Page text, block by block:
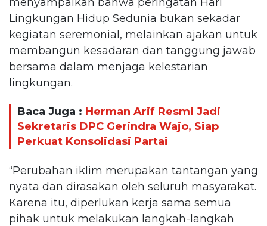
Lingkungan Hidup Sedunia bukan sekadar
kegiatan seremonial, melainkan ajakan untuk
membangun kesadaran dan tanggung jawab
bersama dalam menjaga kelestarian
lingkungan.
Baca Juga : Herman Arif Resmi Jadi
Sekretaris DPC Gerindra Wajo, Siap
Perkuat Konsolidasi Partai
“Perubahan iklim merupakan tantangan yang
nyata dan dirasakan oleh seluruh masyarakat.
Karena itu, diperlukan kerja sama semua
pihak untuk melakukan langkah-langkah